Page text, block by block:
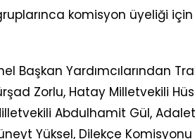
komisyon üyeliği
Başkan Yardımcılarından
Zorlu, Hatay Milletvekili
Abdulhamit Gül,
Yüksel, Dilekçe